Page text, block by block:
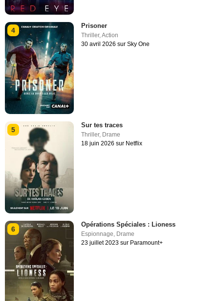
4
Prisoner
Thriller,Action
30 avril 2026 sur Sky One
5
Sur tes traces
Thriller, Drame
18 juin 2026 sur Netflix
6
Opérations Spéciales : Lioness
Espionnage, Drame
23 juillet 2023 sur Paramount+